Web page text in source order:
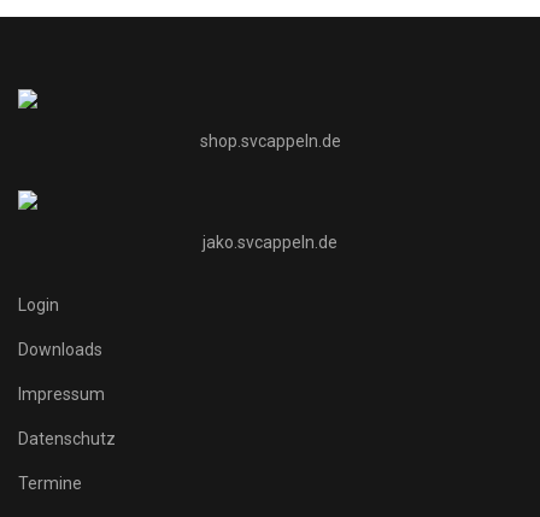
shop.svcappeln.de
jako.svcappeln.de
Login
Downloads
Impressum
Datenschutz
Termine